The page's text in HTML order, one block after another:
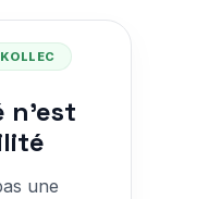
KOLLEC
n'est
une